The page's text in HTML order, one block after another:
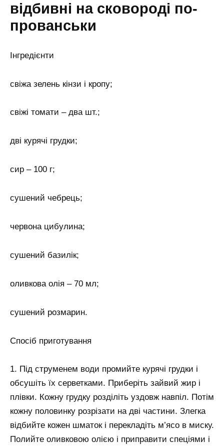
відбивні на сковороді по-
прованськи
Інгредієнти
свіжа зелень кінзи і кропу;
свіжі томати – два шт.;
дві курячі грудки;
сир – 100 г;
сушений чебрець;
червона цибулина;
сушений базилік;
оливкова олія – 70 мл;
сушений розмарин.
Спосіб приготування
1. Під струменем води промийте курячі грудки і
обсушіть їх серветками. Приберіть зайвий жир і
плівки. Кожну грудку розділіть уздовж навпіл. Потім
кожну половинку розрізати на дві частини. Злегка
відбийте кожен шматок і перекладіть м’ясо в миску.
Полийте оливковою олією і приправити спеціями і